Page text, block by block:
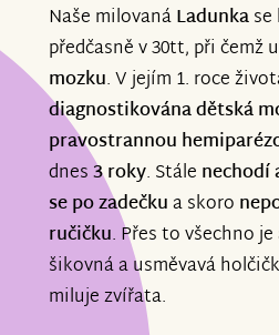
Naše milovanáLadunka
předčasně v 30tt, při čemž
mozku. V jejím 1. roce
diagnostikována dětská
pravostrannou
dnes3 roky. Stále nechodí
se po zadečkua skoro
ručičku. Přes to všechno
šikovná a usměvavá
miluje zvířata.